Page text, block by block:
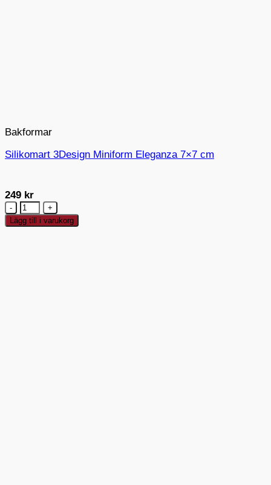
Bakformar
Silikomart 3Design Miniform Eleganza 7×7 cm
249 kr
Silikomart
3Design
Miniform
Lägg till i varukorg